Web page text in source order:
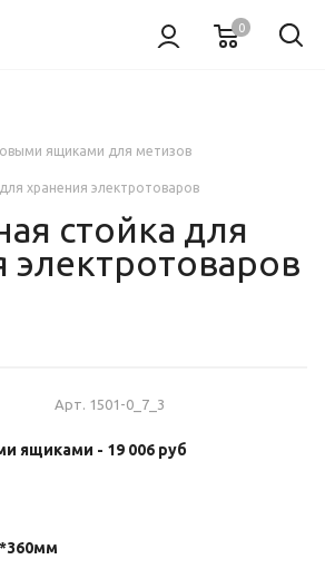
0
ящиками для метизов
хранения электротоваров
стойка для
электротоваров
Арт. 1501-0_7_3
ящиками - 19 006 руб